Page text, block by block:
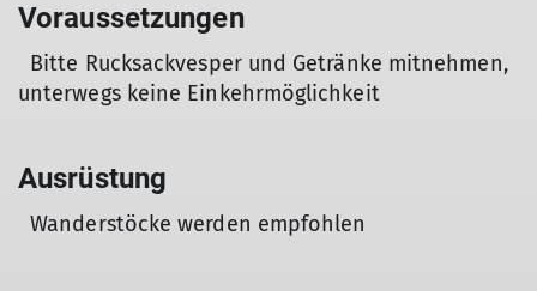
Voraussetzungen
Bitte Rucksackvesper und Getränke mitnehmen,
unterwegs keine Einkehrmöglichkeit
Ausrüstung
Wanderstöcke werden empfohlen